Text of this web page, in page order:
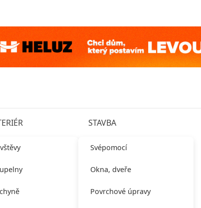
STAVBA
Svépomocí
Okna, dveře
Povrchové úpravy